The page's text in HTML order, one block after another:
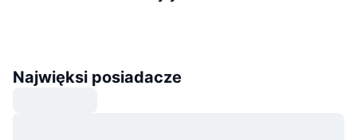
Najwięksi posiadacze